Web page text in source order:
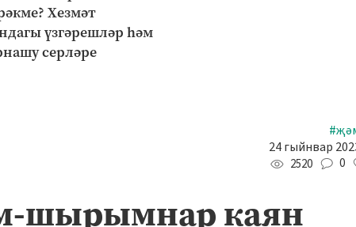
Хезмәт
үзгәрешләр һәм
серләре
24 гыйнвар
2520 0
шырымнар каян